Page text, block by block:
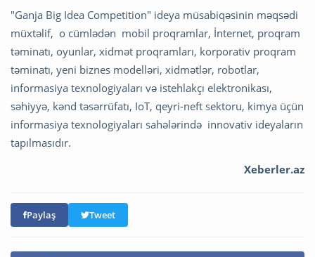
"Ganja Big Idea Competition" ideya müsabiqəsinin məqsədi
müxtəlif, o cümlədən mobil proqramlar, İnternet, proqram
təminatı, oyunlar, xidmət proqramları, korporativ proqram
təminatı, yeni biznes modelləri, xidmətlər, robotlar,
informasiya texnologiyaları və istehlakçı elektronikası,
səhiyyə, kənd təsərrüfatı, IoT, qeyri-neft sektoru, kimya üçün
informasiya texnologiyaları sahələrində innovativ ideyaların
tapılmasıdır.
Xeberler.az
Paylaş Tweet